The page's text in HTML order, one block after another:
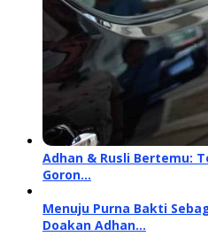
Adhan & Rusli Bertemu:
Goron…
Menuju Purna Bakti
Doakan Adhan…